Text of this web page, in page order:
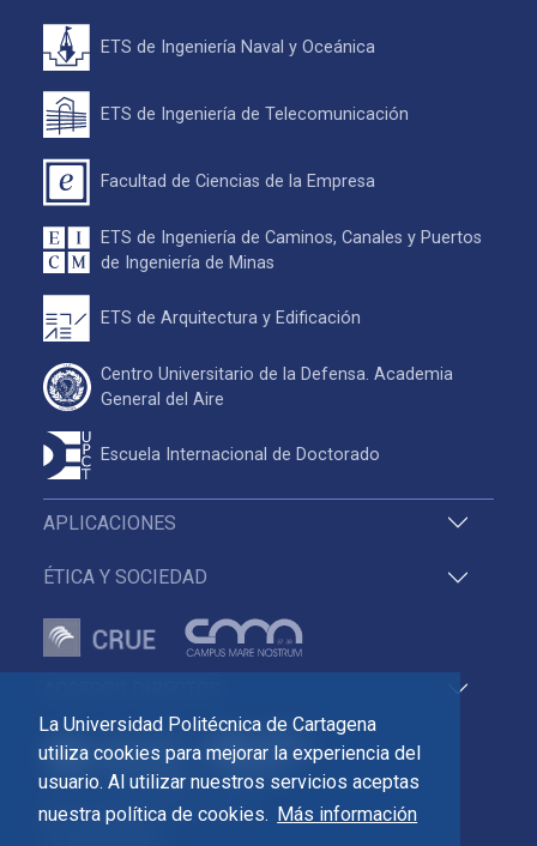
La Universidad Politécnica de Cartagena
utiliza cookies para mejorar la experiencia del
usuario. Al utilizar nuestros servicios aceptas
nuestra política de cookies. Más información
Pza. del Cronista Isidoro Valverde
Edif. La Milagrosa
APLICACIONES
ÉTICA Y SOCIEDAD
ETS de Ingeniería Naval y Oceánica
ETS de Ingeniería de Telecomunicación
Facultad de Ciencias de la Empresa
ETS de Ingeniería de Caminos, Canales y Puertos
de Ingeniería de Minas
ETS de Arquitectura y Edificación
Centro Universitario de la Defensa. Academia
General del Aire
Escuela Internacional de Doctorado